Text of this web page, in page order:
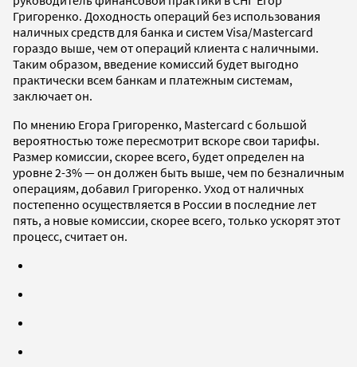
Григоренко. Доходность операций без использования
наличных средств для банка и систем Visa/Mastercard
гораздо выше, чем от операций клиента с наличными.
Таким образом, введение комиссий будет выгодно
практически всем банкам и платежным системам,
заключает он.
По мнению Егора Григоренко, Mastercard с большой
вероятностью тоже пересмотрит вскоре свои тарифы.
Размер комиссии, скорее всего, будет определен на
уровне 2-3% — он должен быть выше, чем по безналичным
операциям, добавил Григоренко. Уход от наличных
постепенно осуществляется в России в последние лет
пять, а новые комиссии, скорее всего, только ускорят этот
процесс, считает он.